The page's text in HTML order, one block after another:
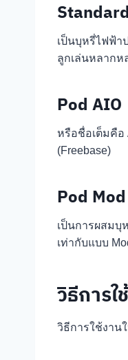
เป็นบุหรี่ไฟฟ้า
ลูกเล่นหลากห
Pod AIO
หรือชื่อเต็มคือ
(Freebase)
Pod Mod
เป็นการผสมบุ
เท่ากับแบบ
วิธีการใ
วิธีการใช้งาน